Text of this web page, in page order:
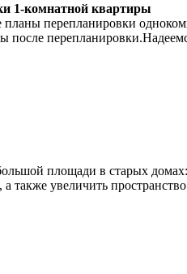
1-комнатной квартиры
перепланировки
после
площади в старых
также увеличить